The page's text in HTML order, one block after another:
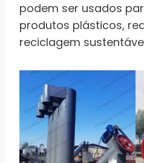
podem ser usados
produtos plásticos,
reciclagem